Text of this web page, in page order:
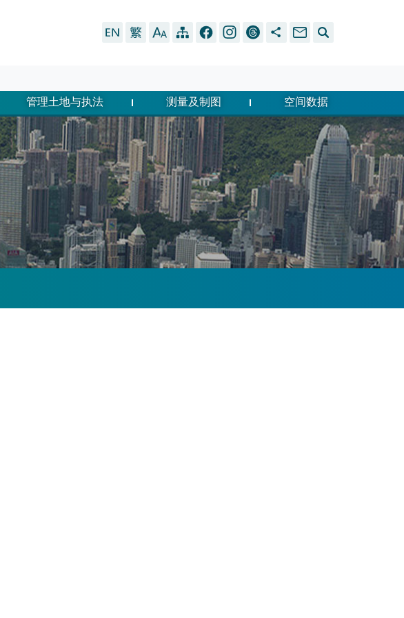
管理土地与执法 测量及制图 空间数据